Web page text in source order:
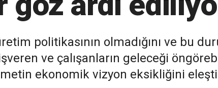
politikasının olmadığını ve bu
ve çalışanların geleceği
ekonomik vizyon eksikliğini